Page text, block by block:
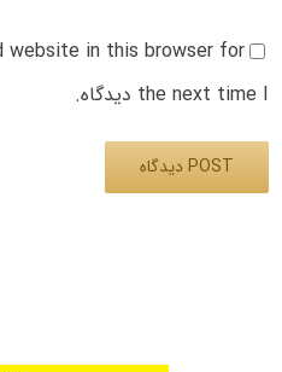
website in this browser for
the next time I دیدگاه.